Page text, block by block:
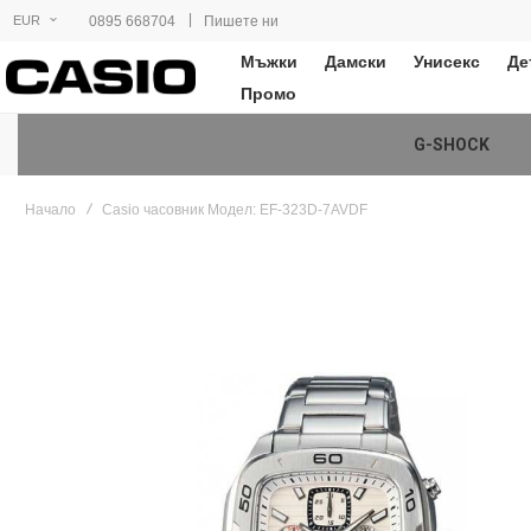
EUR 0895 668704 | Пишете ни
Мъжки Дамски Унисекс
Промо
G-SHOCK
Начало Casio часовник Модел: EF-323D-7AVDF